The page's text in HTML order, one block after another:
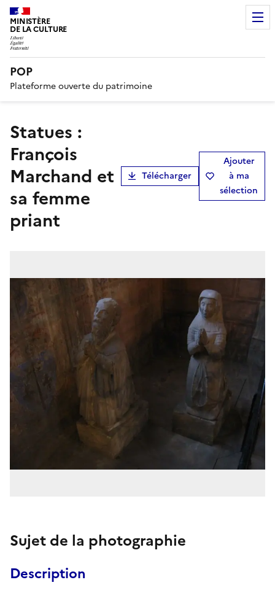
MINISTÈRE
DE LA CULTURE
POP
Plateforme ouverte du patrimoine
statues :
François
Marchand et
sa femme
priant
Télécharger
Ajouter
à ma
sélection
Sujet de la photographie
Description